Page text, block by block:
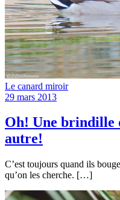
Le canard miroir
29 mars 2013
Oh! Une brindille
autre!
C’est toujours quand ils
qu’on les cherche. […]